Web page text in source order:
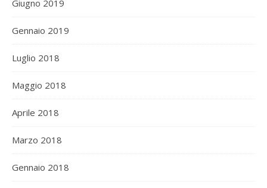
Giugno 2019
Gennaio 2019
Luglio 2018
Maggio 2018
Aprile 2018
Marzo 2018
Gennaio 2018